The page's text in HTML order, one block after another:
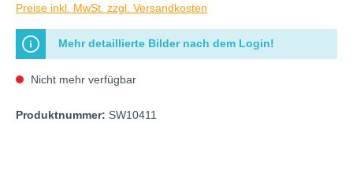
Preise inkl. MwSt. zzgl. Versandkosten
Mehr detaillierte Bilder nach dem Login!
Nicht mehr verfügbar
Produktnummer: SW10411